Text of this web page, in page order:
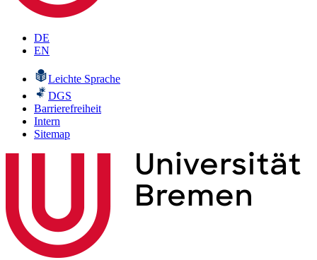
DE
EN
Leichte Sprache
DGS
Barrierefreiheit
Intern
Sitemap